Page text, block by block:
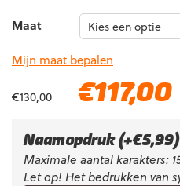
Maat
Mijn maat bepalen
€130,00
Oorspronkelijke
€130,00.
€117,00
Naamopdruk (+€5,99)
Maximale aantal karakters:
Let op! Het bedrukken van